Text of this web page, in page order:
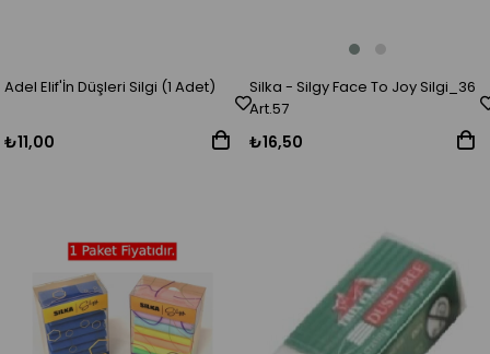
Adel Elif'İn Düşleri Silgi (1 Adet)
₺11,00
Silka - Silgy Face To Joy Silgi_36
Art.57
₺16,50